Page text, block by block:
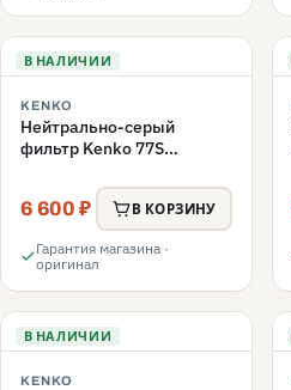
В НАЛИЧИИ
KENKO
Нейтрально-серый
фильтр Kenko 77S
6 600 ₽ В КОРЗИНУ
Гарантия магазина ·
оригинал
В НАЛИЧИИ
KENKO